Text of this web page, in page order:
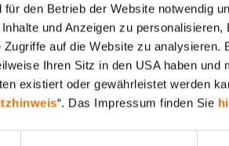
für den Betrieb der Website notwendig
und Anzeigen zu
auf die Website zu
Ihren Sitz in den USA haben
existiert oder gewährleistet werden
“. Das Impressum finden Sie
Digitale Wege
Zukunft des
10. 10. 2024 von Michael Divé
Die Digitalisierung verändert
Immobilienbranche. Neue
ermöglichen, Prozesse zu
Transparenz zu erhöhen und